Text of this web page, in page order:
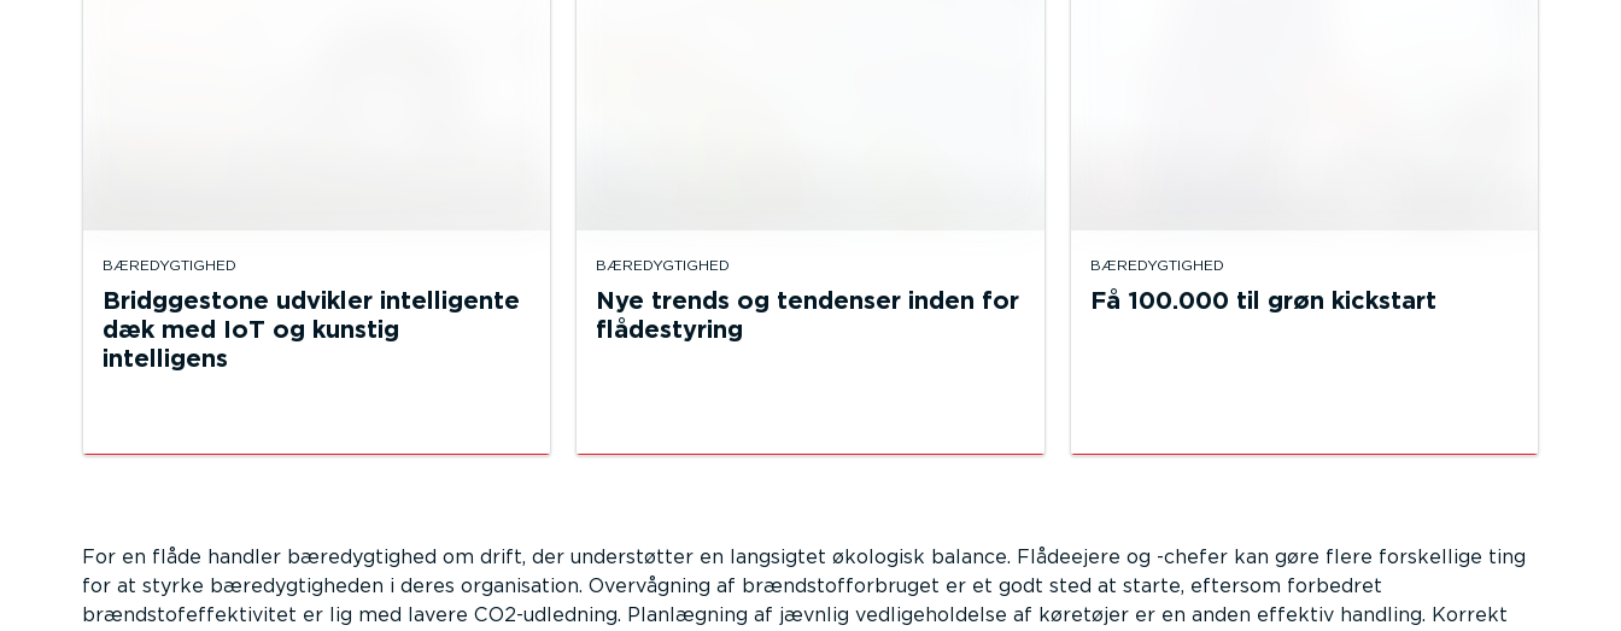
BÆREDYGTIGHED
Bridggestone udvikler intelligente
dæk med IoT og kunstig
intelligens
BÆREDYGTIGHED
Nye trends og tendenser inden for
flådestyring
BÆREDYGTIGHED
Få 100.000 til grøn kickstart
For en flåde handler bæredygtighed om drift, der understøtter en langsigtet økologisk balance. Flådeejere og -chefer kan gøre flere forskellige ting
for at styrke bæredygtigheden i deres organisation. Overvågning af brændstofforbruget er et godt sted at starte, eftersom forbedret
brændstofeffektivitet er lig med lavere CO2-udledning. Planlægning af jævnlig vedligeholdelse af køretøjer er en anden effektiv handling. Korrekt